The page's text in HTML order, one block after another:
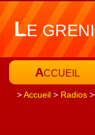
LE
ACCUEIL
Accueil Radios